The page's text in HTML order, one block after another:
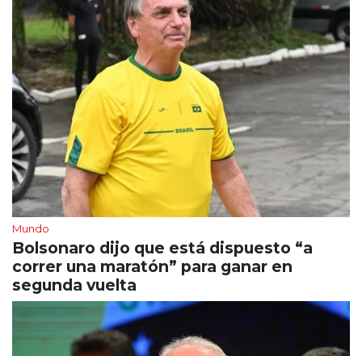
Mundo
Bolsonaro dijo que está dispuesto “a
correr una maratón” para ganar en
segunda vuelta